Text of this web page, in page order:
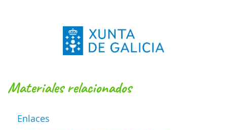
materiales relacionados
Enlaces